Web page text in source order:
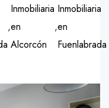
,
Inmobiliaria
en
Alcorcón
,
Inmobiliaria
en
Fuenlabrada